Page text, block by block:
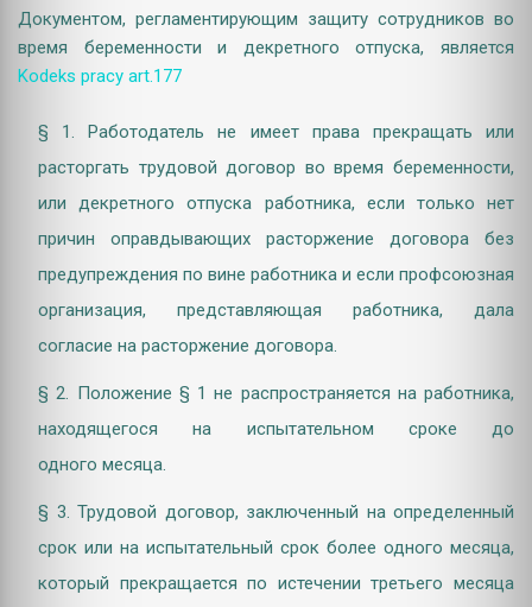
Документом, регламентирующим защиту сотрудников во
время беременности и декретного отпуска, является
Kodeks pracy art.177
§ 1. Работодатель не имеет права прекращать или
расторгать трудовой договор во время беременности,
или декретного отпуска работника, если только нет
причин оправдывающих расторжение договора без
предупреждения по вине работника и если профсоюзная
организация, представляющая работника, дала
согласие на расторжение договора.
§ 2. Положение § 1 не распространяется на работника,
находящегося на испытательном сроке до
одного месяца.
§ 3. Трудовой договор, заключенный на определенный
срок или на испытательный срок более одного месяца,
который прекращается по истечении третьего месяца